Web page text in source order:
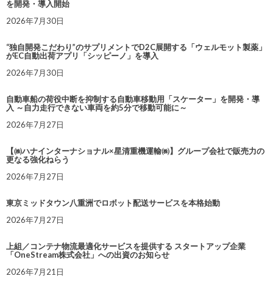
を開発・導入開始
2026年7月30日
“独自開発こだわり”のサプリメントでD2C展開する「ウェルモット製薬」
がEC自動出荷アプリ「シッピーノ」を導入
2026年7月30日
自動車船の荷役中断を抑制する自動車移動用「スケーター」を開発・導
入 ～自力走行できない車両を約5分で移動可能に～
2026年7月27日
【㈱ハナインターナショナル×星清重機運輸㈱】グループ会社で販売力の
更なる強化ねらう
2026年7月27日
東京ミッドタウン八重洲でロボット配送サービスを本格始動
2026年7月27日
上組／コンテナ物流最適化サービスを提供する スタートアップ企業
「OneStream株式会社」への出資のお知らせ
2026年7月21日